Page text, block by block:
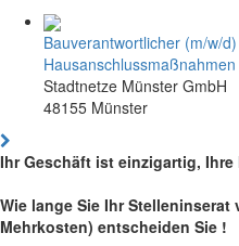
Bauverantwortlicher (m/w/
Stadtnetze Münster GmbH
48155 Münster
Ihr Geschäft ist einzigartig,
Wie lange Sie Ihr
Mehrkosten) entscheiden Sie !